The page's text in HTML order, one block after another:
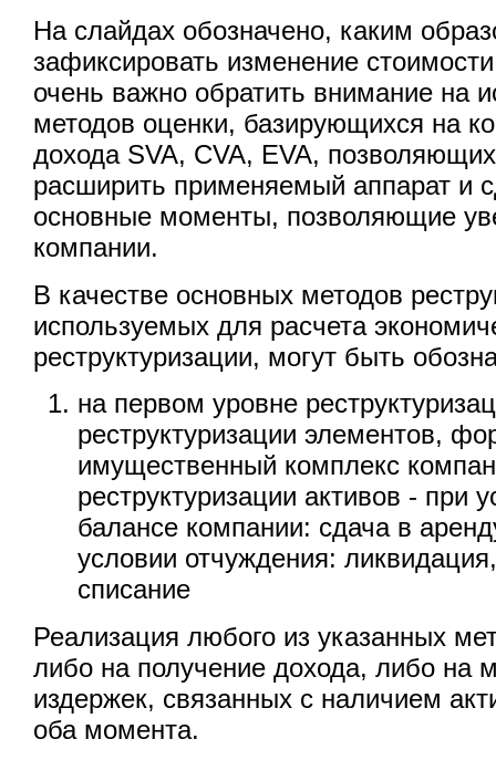
На слайдах обозначено, каким
зафиксировать изменение
очень важно обратить внимание на
методов оценки, базирующихся на
дохода SVA, CVA, EVA,
расширить применяемый аппарат и
основные моменты, позволяющие
компании.
В качестве основных методов
используемых для расчета
реструктуризации, могут быть
на первом уровне
реструктуризации элементов,
имущественный комплекс
реструктуризации активов - при
балансе компании: сдача в
условии отчуждения:
списание
Реализация любого из указанных
либо на получение дохода, либо на
издержек, связанных с наличием
оба момента.